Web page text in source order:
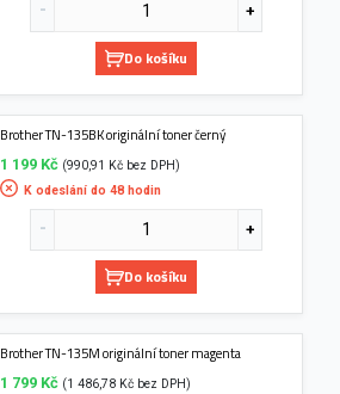
Do košíku
Brother TN-135BK originální toner černý
1 199 Kč (990,91 Kč bez DPH)
K odeslání do 48 hodin
Do košíku
Brother TN-135M originální toner magenta
1 799 Kč (1 486,78 Kč bez DPH)